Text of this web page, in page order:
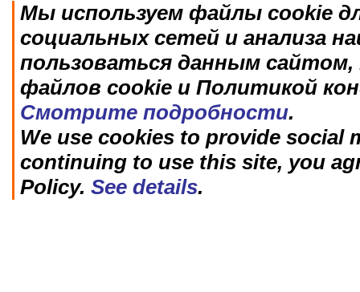
Мы используем файлы cookie
социальных сетей и анализа
пользоваться данным
файлов cookie и Политикой
Смотрите подробности.
We use cookies to provide social
continuing to use this site, you
Policy. See details.